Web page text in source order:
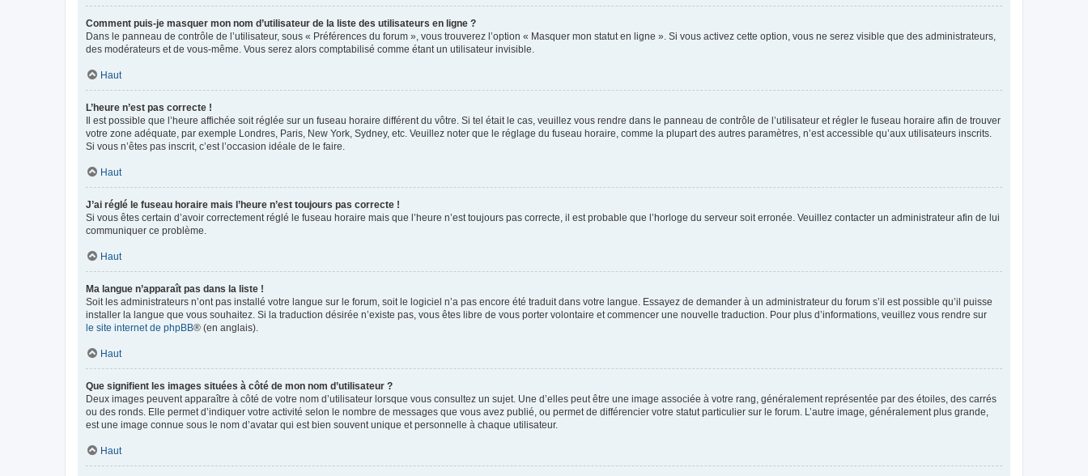
Comment puis-je masquer mon nom d’utilisateur de la liste des utilisateurs en ligne ?
Dans le panneau de contrôle de l’utilisateur, sous « Préférences du forum », vous trouverez l’option « Masquer mon statut en ligne ». Si vous activez cette option, vous ne serez visible que des administrateurs,
des modérateurs et de vous-même. Vous serez alors comptabilisé comme étant un utilisateur invisible.
Haut
L’heure n’est pas correcte !
Il est possible que l’heure affichée soit réglée sur un fuseau horaire différent du vôtre. Si tel était le cas, veuillez vous rendre dans le panneau de contrôle de l’utilisateur et régler le fuseau horaire afin de trouver
votre zone adéquate, par exemple Londres, Paris, New York, Sydney, etc. Veuillez noter que le réglage du fuseau horaire, comme la plupart des autres paramètres, n’est accessible qu’aux utilisateurs inscrits.
Si vous n’êtes pas inscrit, c’est l’occasion idéale de le faire.
Haut
J’ai réglé le fuseau horaire mais l’heure n’est toujours pas correcte !
Si vous êtes certain d’avoir correctement réglé le fuseau horaire mais que l’heure n’est toujours pas correcte, il est probable que l’horloge du serveur soit erronée. Veuillez contacter un administrateur afin de lui
communiquer ce problème.
Haut
Ma langue n’apparaît pas dans la liste !
Soit les administrateurs n’ont pas installé votre langue sur le forum, soit le logiciel n’a pas encore été traduit dans votre langue. Essayez de demander à un administrateur du forum s’il est possible qu’il puisse
installer la langue que vous souhaitez. Si la traduction désirée n’existe pas, vous êtes libre de vous porter volontaire et commencer une nouvelle traduction. Pour plus d’informations, veuillez vous rendre sur
le site internet de phpBB® (en anglais).
Haut
Que signifient les images situées à côté de mon nom d’utilisateur ?
Deux images peuvent apparaître à côté de votre nom d’utilisateur lorsque vous consultez un sujet. Une d’elles peut être une image associée à votre rang, généralement représentée par des étoiles, des carrés
ou des ronds. Elle permet d’indiquer votre activité selon le nombre de messages que vous avez publié, ou permet de différencier votre statut particulier sur le forum. L’autre image, généralement plus grande,
est une image connue sous le nom d’avatar qui est bien souvent unique et personnelle à chaque utilisateur.
Haut